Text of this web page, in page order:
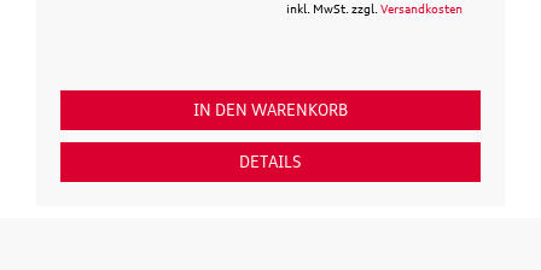
inkl. MwSt. zzgl. Versandkosten
IN DEN WARENKORB
DETAILS